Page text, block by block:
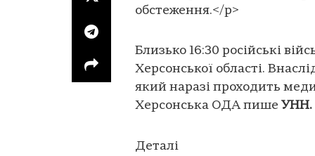
обстеження.</p>
Близько 16:30 російські
Херсонської області.
який наразі проходить
Херсонська ОДА пише УНН.
Деталі